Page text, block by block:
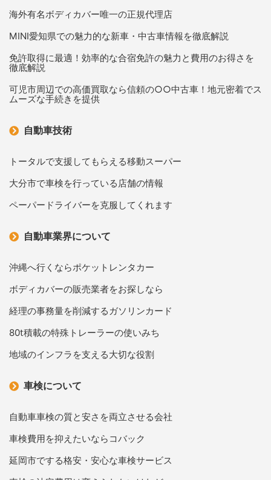
海外有名ボディカバー唯一の正規代理店
MINI愛知県での魅力的な新車・中古車情報を徹底解説
免許取得に最適！効率的な合宿免許の魅力と費用のお得さを
徹底解説
可児市周辺での高価買取なら信頼の○○中古車！地元密着でス
ムーズな手続きを提供
自動車技術
トータルで支援してもらえる移動スーパー
大分市で車検を行っている店舗の情報
ペーパードライバーを克服してくれます
自動車業界について
沖縄へ行くならポケットレンタカー
ボディカバーの販売業者をお探しなら
経理の事務量を削減するガソリンカード
80t積載の特殊トレーラーの使いみち
地域のインフラを支える大切な役割
車検について
自動車車検の質と安さを両立させる会社
車検費用を抑えたいならコバック
延岡市でする格安・安心な車検サービス